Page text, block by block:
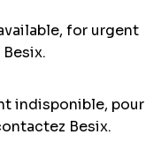
for urgent
indisponible, pour
Besix.